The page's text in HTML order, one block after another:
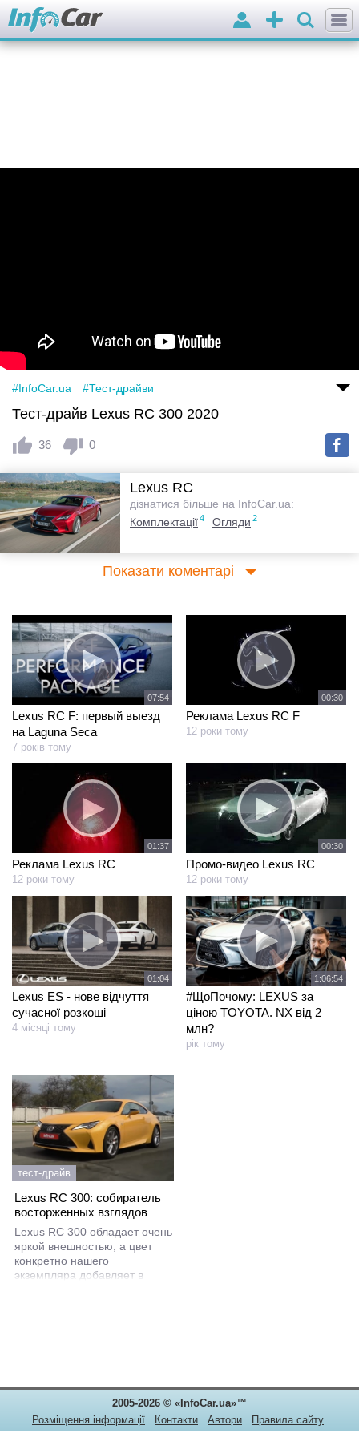
Додати
оголошення
Вхід
#InfoCar.ua #Тест-драйви
Тест-драйв Lexus RC 300 2020
36 0
Lexus RC
дізнатися більше на InfoCar.ua:
Комплектації4 Огляди 2
Показати коментарі
07:54
Lexus RC F: первый выезд
на Laguna Seca
7 років тому
00:30
Реклама Lexus RC F
12 роки тому
01:37
Реклама Lexus RC
12 роки тому
00:30
Промо-видео Lexus RC
12 роки тому
01:04
Lexus ES - нове відчуття
сучасної розкоші
4 місяці тому
1:06:54
#ЩоПочому: LEXUS за
ціною TOYOTA. NX від 2
млн?
рік тому
тест-драйв
Lexus RC 300: собиратель
восторженных взглядов
Lexus RC 300 обладает очень
яркой внешностью, а цвет
конкретно нашего
экземпляра добавляет в
которого просто «забрали»
2005-2026 © «InfoCar.ua»™
Розміщення інформації
Контакти Автори
Правила сайту